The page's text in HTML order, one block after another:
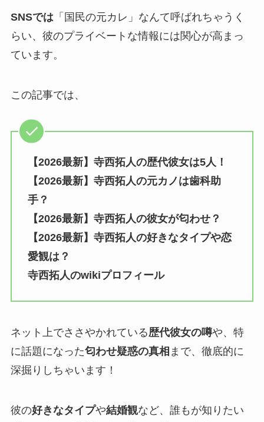
SNSでは 「国民の元カレ」なんて呼ばれちゃうく
らい、彼のプライベートな情報には関心が高まっ
ています。
この記事では、
【2026最新】寺西拓人の歴代彼女は5人！
【2026最新】寺西拓人の元カノは歯科助
手？
【2026最新】寺西拓人の彼女が匂わせ？
【2026最新】寺西拓人の好きなタイプや恋
愛観は？
寺西拓人のwikiプロフィール
ネット上でささやかれている歴代彼女の噂や、特
に話題になった匂わせ疑惑の真相 まで、徹底的に
深掘りしちゃいます！
彼の好きなタイプや結婚観など、誰もが知りたい